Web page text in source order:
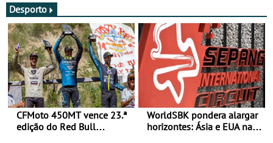
Desporto
CFMoto 450MT vence 23.ª
edição do Red Bull
WorldSBK pondera alargar
horizontes: Ásia e EUA na